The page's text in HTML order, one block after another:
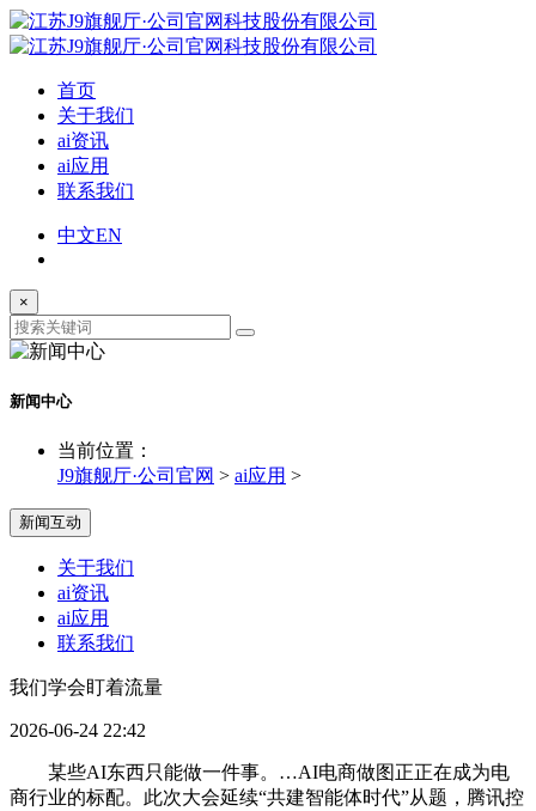
首页
关于我们
ai资讯
ai应用
联系我们
中文EN
×
新闻中心
当前位置：
J9旗舰厅·公司官网 > ai应用 >
新闻互动
关于我们
ai资讯
ai应用
联系我们
我们学会盯着流量
2026-06-24 22:42
某些AI东西只能做一件事。…AI电商做图正正在成为电
商行业的标配。此次大会延续“共建智能体时代”从题，腾讯控